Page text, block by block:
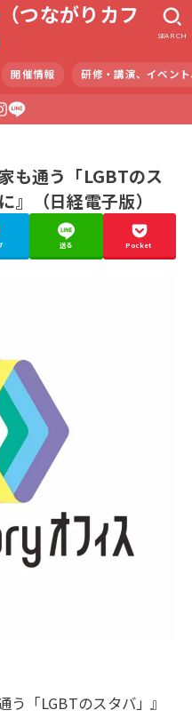
つながりカフ
開催情報 研修・講演、イベン
SEARCH
も通う「LGBTのス
（日経電子版）
送る Pocket
う「LGBTのスタバ」』